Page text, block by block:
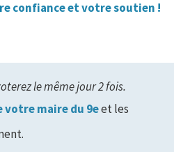
confiance et votre soutien !
le mêmejour 2 fois.
votre maire du 9eet les